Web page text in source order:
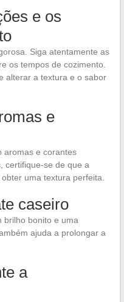
e os
Siga atentamente as
os tempos de cozimento.
alterar a textura e o sabor
e
aromas e corantes
certifique-se de que a
uma textura perfeita.
caseiro
brilho bonito e uma
ajuda a prolongar a
a